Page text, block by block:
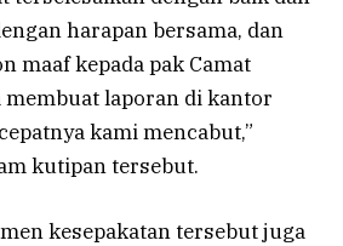
harapan bersama, dan
maaf kepada pak Camat
laporan di kantor
kami mencabut,”
kutipan tersebut.
kesepakatan tersebut juga